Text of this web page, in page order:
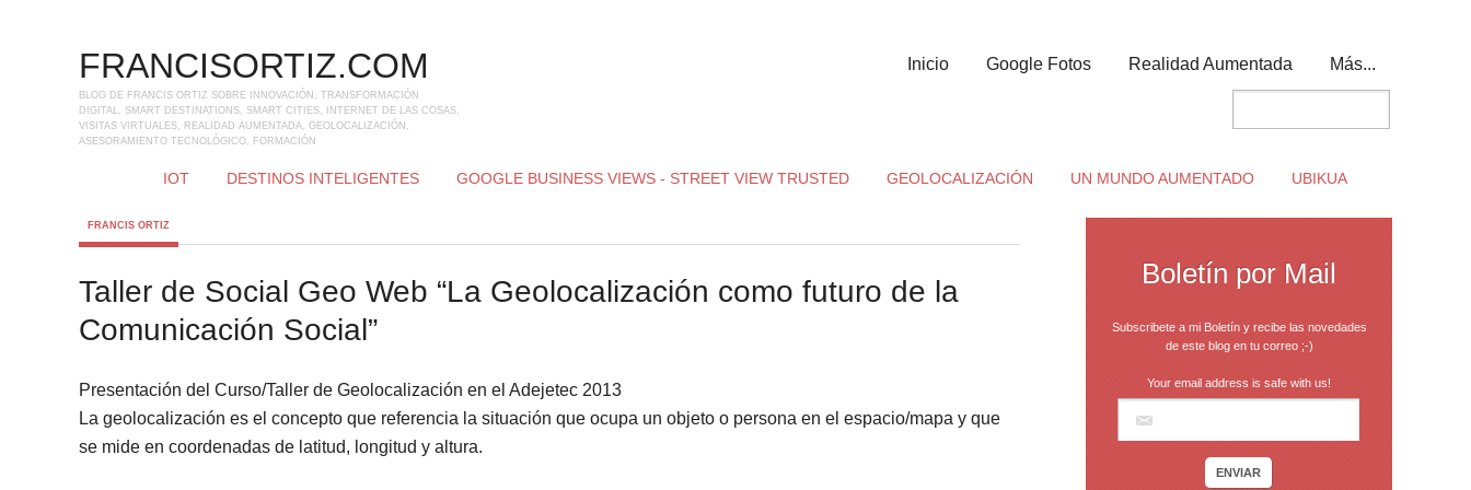
FRANCISORTIZ.COM
BLOG DE FRANCIS ORTIZ SOBRE INNOVACIÓN, TRANSFORMACIÓN
DIGITAL, SMART DESTINATIONS, SMART CITIES, INTERNET DE LAS COSAS,
VISITAS VIRTUALES, REALIDAD AUMENTADA, GEOLOCALIZACIÓN,
ASESORAMIENTO TECNOLÓGICO, FORMACIÓN
Inicio Google Fotos Realidad Aumentada Más...
IOT DESTINOS INTELIGENTES GOOGLE BUSINESS VIEWS - STREET VIEW TRUSTED GEOLOCALIZACIÓN UN MUNDO AUMENTADO UBIKUA
FRANCIS ORTIZ
Taller de Social Geo Web “La Geolocalización como futuro de la
Comunicación Social”
Presentación del Curso/Taller de Geolocalización en el Adejetec 2013
La geolocalización es el concepto que referencia la situación que ocupa un objeto o persona en el espacio/mapa y que
se mide en coordenadas de latitud, longitud y altura.
Boletín por Mail
Subscribete a mi Boletín y recibe las novedades
de este blog en tu correo ;-)
Your email address is safe with us!